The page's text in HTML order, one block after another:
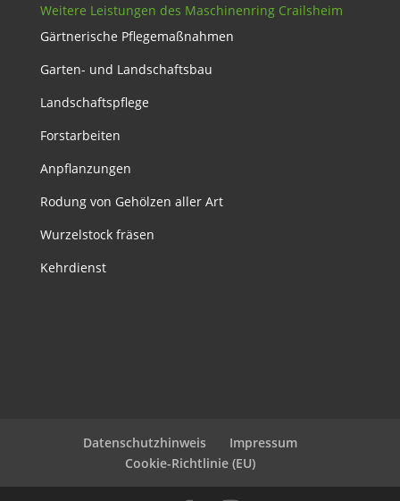
Weitere Leistungen des Maschinenring Crailsheim
Gärtnerische Pflegemaßnahmen
Garten- und Landschaftsbau
Landschaftspflege
Forstarbeiten
Anpflanzungen
Rodung von Gehölzen aller Art
Wurzelstock fräsen
Kehrdienst
Datenschutzhinweis
Impressum
Cookie-Richtlinie (EU)